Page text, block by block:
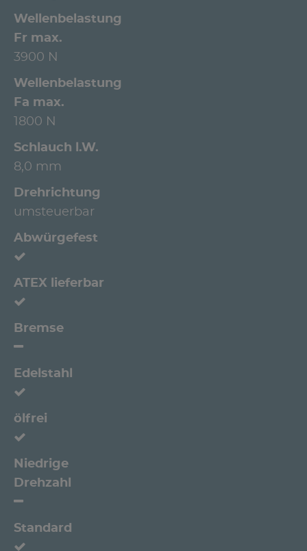
Wellenbelastung
Fr max.
3900 N
Wellenbelastung
Fa max.
1800 N
Schlauch l.W.
8,0 mm
Drehrichtung
umsteuerbar
Abwürgefest
ATEX lieferbar
Bremse
Edelstahl
ölfrei
Niedrige
Drehzahl
Standard